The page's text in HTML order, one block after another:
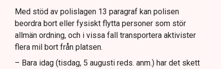
Med stöd av polislagen 13 paragraf kan polisen
beordra bort eller fysiskt flytta personer som stör
allmän ordning, och i vissa fall transportera aktivister
flera mil bort från platsen.
– Bara idag (tisdag, 5 augusti reds. anm.) har det skett